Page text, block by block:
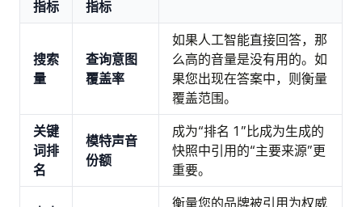
指标
指标
搜索
量
查询意图
覆盖率
如果人工智能直接回答，那
么高的音量是没有用的。如
果您出现在答案中，则衡量
覆盖范围。
关键
词排
名
模特声音
份额
成为“排名 1”比成为生成的
快照中引用的“主要来源”更
重要。
衡量您的品牌被引用为权威